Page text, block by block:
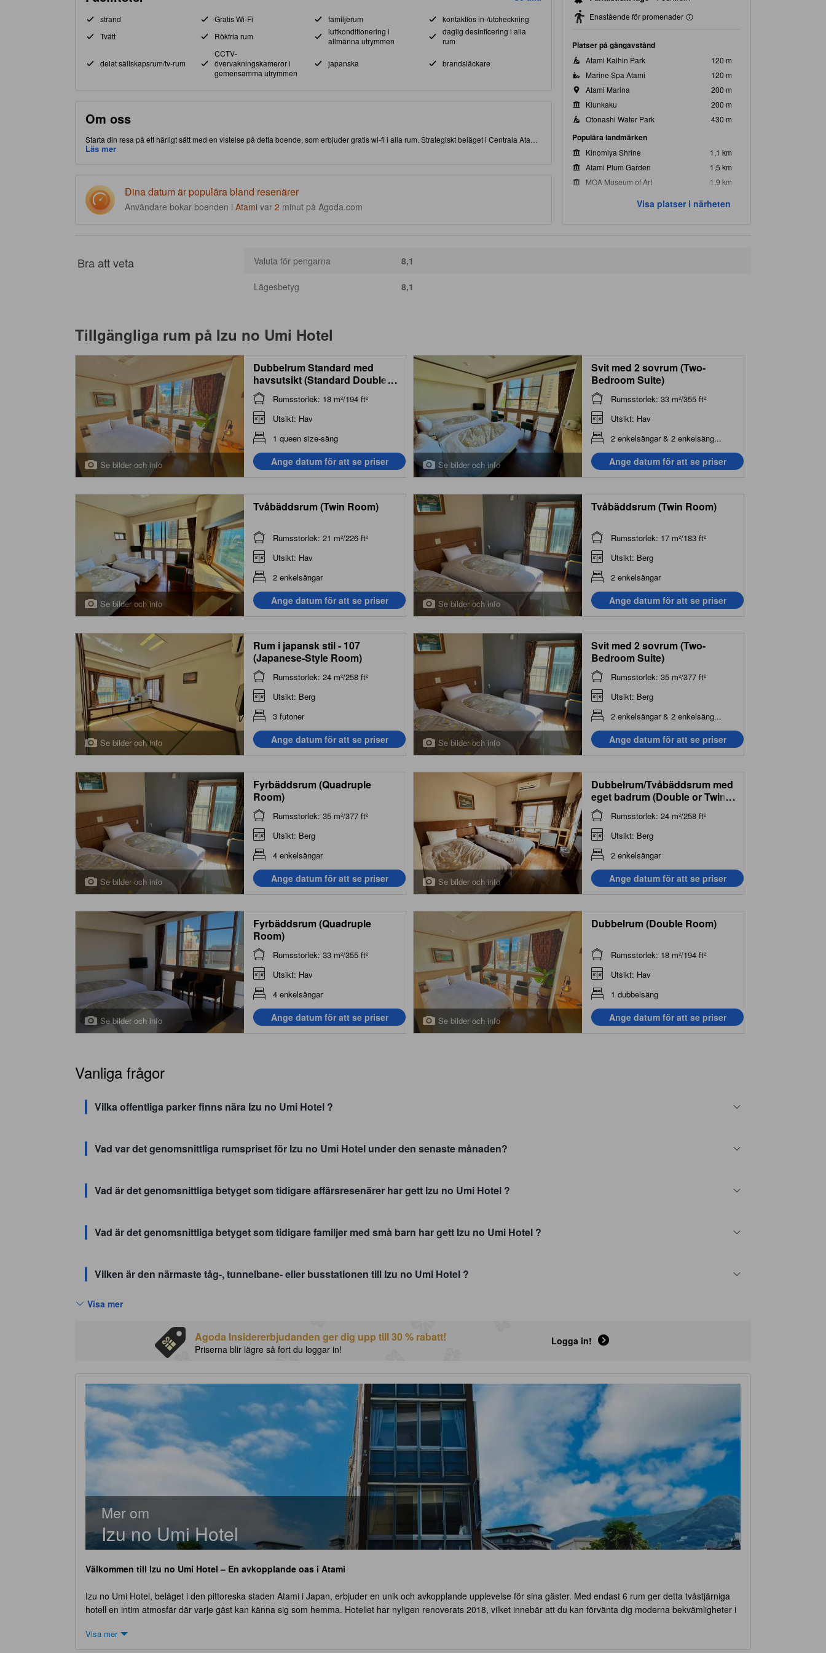
strand Gratis Wi-Fi familjerum
kontaktlös in-/utcheckning
Tvätt
Rökfria rum
luftkonditionering i
allmänna utrymmen
daglig desinficering i alla
rum
delat sällskapsrum/tv-rum
CCTV-
övervakningskameror i
gemensamma utrymmen
japanska brandsläckare
Om oss
Starta din resa på ett härligt sätt med en vistelse på detta boende, som erbjuder gratis wi-fi i alla rum. Strategiskt beläget i Centrala Atami,
vilket ger dig tillgång och närhet till lokala attraktioner och sevärdheter. Se till att avsätta lite tid för att besöka Izu Shaboten Zoo och den
Läs mer
Dina datum är populära bland resenärer
Användare bokar boenden i Atami var 2 minut på Agoda.com
Enastående för promenader
Platser på gångavstånd
Atami Kaihin Park
120 m
Marine Spa Atami
120 m
Atami Marina
200 m
Kiunkaku
200 m
Otonashi Water Park
430 m
Populära landmärken
Kinomiya Shrine
1,1 km
Atami Plum Garden
1,5 km
MOA Museum of Art
1,9 km
Visa platser i närheten
Bra att veta Valuta för pengarna 8,1
Lägesbetyg 8,1
Tillgängliga rum på Izu no Umi Hotel
Se bilder och info
Dubbelrum Standard med
havsutsikt (Standard Double
Room with Sea View)
...
Rumsstorlek: 18 m²/194 ft²
Utsikt: Hav
1 queen size-säng
Ange datum för att se priser Se bilder och info
Svit med 2 sovrum (Two-
Bedroom Suite)
Rumsstorlek: 33 m²/355 ft²
Utsikt: Hav
2 enkelsängar & 2 enkelsäng...
Ange datum för att se priser
Se bilder och info
Tvåbäddsrum (Twin Room)
Rumsstorlek: 21 m²/226 ft²
Utsikt: Hav
2 enkelsängar
Ange datum för att se priser Se bilder och info
Tvåbäddsrum (Twin Room)
Rumsstorlek: 17 m²/183 ft²
Utsikt: Berg
2 enkelsängar
Ange datum för att se priser
Se bilder och info
Rum i japansk stil - 107
(Japanese-Style Room)
Rumsstorlek: 24 m²/258 ft²
Utsikt: Berg
3 futoner
Ange datum för att se priser Se bilder och info
Svit med 2 sovrum (Two-
Bedroom Suite)
Rumsstorlek: 35 m²/377 ft²
Utsikt: Berg
2 enkelsängar & 2 enkelsäng...
Ange datum för att se priser
Se bilder och info
Fyrbäddsrum (Quadruple
Room)
Rumsstorlek: 35 m²/377 ft²
Utsikt: Berg
4 enkelsängar
Ange datum för att se priser Se bilder och info
Dubbelrum/Tvåbäddsrum med
eget badrum (Double or Twin
Room with Private Bathroom)
...
Rumsstorlek: 24 m²/258 ft²
Utsikt: Berg
2 enkelsängar
Ange datum för att se priser
Se bilder och info
Fyrbäddsrum (Quadruple
Room)
Rumsstorlek: 33 m²/355 ft²
Utsikt: Hav
4 enkelsängar
Ange datum för att se priser Se bilder och info
Dubbelrum (Double Room)
Rumsstorlek: 18 m²/194 ft²
Utsikt: Hav
1 dubbelsäng
Ange datum för att se priser
Vanliga frågor
Vilka offentliga parker finns nära Izu no Umi Hotel ?
Vad var det genomsnittliga rumspriset för Izu no Umi Hotel under den senaste månaden?
Vad är det genomsnittliga betyget som tidigare affärsresenärer har gett Izu no Umi Hotel ?
Vad är det genomsnittliga betyget som tidigare familjer med små barn har gett Izu no Umi Hotel ?
Vilken är den närmaste tåg-, tunnelbane- eller busstationen till Izu no Umi Hotel ?
Visa mer
Agoda Insidererbjudanden ger dig upp till 30 % rabatt!
Priserna blir lägre så fort du loggar in!
Logga in!
Mer om
Izu no Umi Hotel
Välkommen till Izu no Umi Hotel – En avkopplande oas i Atami
Izu no Umi Hotel, beläget i den pittoreska staden Atami i Japan, erbjuder en unik och avkopplande upplevelse för sina gäster. Med endast 6 rum ger detta tvåstjärniga
hotell en intim atmosfär där varje gäst kan känna sig som hemma. Hotellet har nyligen renoverats 2018, vilket innebär att du kan förvänta dig moderna bekvämligheter i
rum. Utcheckning är fram till klockan 11:00, vilket ger dig en god tid att njuta av din frukost och den vackra omgivningen innan du lämnar hotellet. Observera att hotellet
Visa mer